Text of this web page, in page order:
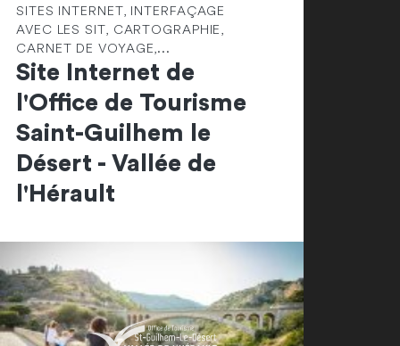
SITES INTERNET, INTERFAÇAGE
AVEC LES SIT, CARTOGRAPHIE,
CARNET DE VOYAGE,...
Site Internet de
l'Office de Tourisme
Saint-Guilhem le
Désert - Vallée de
l'Hérault